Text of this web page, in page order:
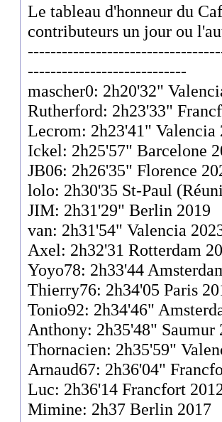
Le tableau d'honneur du
contributeurs un jour ou
----------------------------
mascher0: 2h20'32"
Rutherford: 2h23'33"
Lecrom: 2h23'41" Valencia
Ickel: 2h25'57" Barcelone
JB06: 2h26'35" Florence
lolo: 2h30'35 St-Paul
JIM: 2h31'29" Berlin 2019
van: 2h31'54" Valencia
Axel: 2h32'31 Rotterdam
Yoyo78: 2h33'44
Thierry76: 2h34'05 Paris
Tonio92: 2h34'46"
Anthony: 2h35'48" Saumur
Thornacien: 2h35'59"
Arnaud67: 2h36'04"
Luc: 2h36'14 Francfort
Mimine: 2h37 Berlin 2017